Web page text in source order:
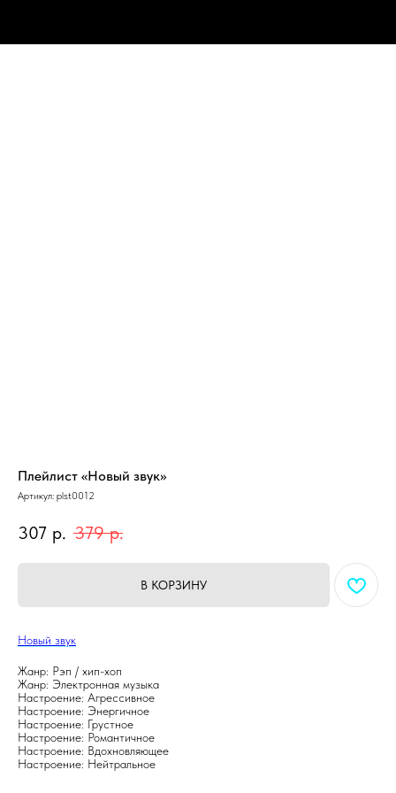
Плейлист «Новый звук»
Артикул: plst0012
307 р. 379 р.
В КОРЗИНУ
Новый звук
Жанр: Рэп / хип-хоп
Жанр: Электронная музыка
Настроение: Агрессивное
Настроение: Энергичное
Настроение: Грустное
Настроение: Романтичное
Настроение: Вдохновляющее
Настроение: Нейтральное